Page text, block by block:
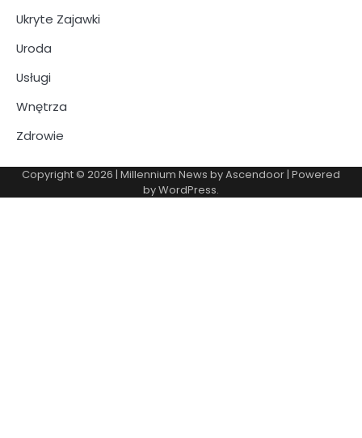
Ukryte Zajawki
Uroda
Usługi
Wnętrza
Zdrowie
Copyright © 2026 | Millennium News byAscendoor| Powered
byWordPress.